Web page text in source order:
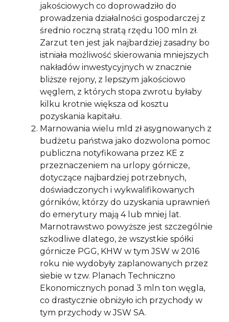
jakościowych co doprowadziło do
prowadzenia działalności gospodarczej z
średnio roczną stratą rzędu 100 mln zł.
Zarzut ten jest jak najbardziej zasadny bo
istniała możliwość skierowania mniejszych
nakładów inwestycyjnych w znacznie
bliższe rejony, z lepszym jakościowo
węglem, z których stopa zwrotu byłaby
kilku krotnie większa od kosztu
pozyskania kapitału.
Marnowania wielu mld zł asygnowanych z
budżetu państwa jako dozwolona pomoc
publiczna notyfikowana przez KE z
przeznaczeniem na urlopy górnicze,
dotyczące najbardziej potrzebnych,
doświadczonych i wykwalifikowanych
górników, którzy do uzyskania uprawnień
do emerytury mają 4 lub mniej lat.
Marnotrawstwo powyższe jest szczególnie
szkodliwe dlatego, że wszystkie spółki
górnicze PGG, KHW w tym JSW w 2016
roku nie wydobyły zaplanowanych przez
siebie w tzw. Planach Techniczno
Ekonomicznych ponad 3 mln ton węgla,
co drastycznie obniżyło ich przychody w
tym przychody w JSW SA.